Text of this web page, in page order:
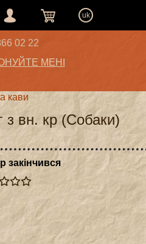
uk
02 22
МЕНІ
кави
з вн. кр (Собаки)
закінчився